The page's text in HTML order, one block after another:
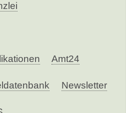
Amt24
Newsletter